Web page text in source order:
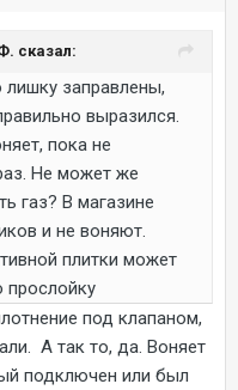
сказал:
лишку заправлены,
выразился.
пока не
Не может же
газ? В магазине
и не воняют.
плитки может
под клапаном,
А так то, да. Воняет
подключен или был